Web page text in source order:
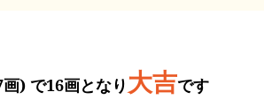
) で16画となり 大吉です